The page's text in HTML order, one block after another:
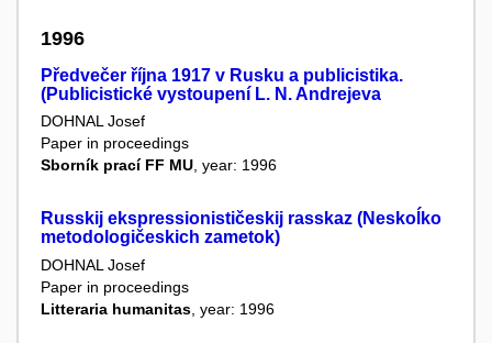
1996
Předvečer října 1917 v Rusku a publicistika.
(Publicistické vystoupení L. N. Andrejeva
DOHNAL Josef
Paper in proceedings
Sborník prací FF MU, year: 1996
Russkij ekspressionističeskij rasskaz (Neskoĺko
metodologičeskich zametok)
DOHNAL Josef
Paper in proceedings
Litteraria humanitas , year: 1996